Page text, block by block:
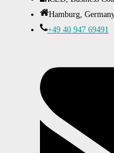
Hamburg,
+49 40 947 69491